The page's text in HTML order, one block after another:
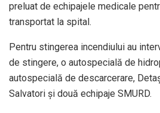
preluat de echipajele medicale
transportat la spital.
Pentru stingerea incendiului au
de stingere, o autospecială de
autospecială de descarcerare,
Salvatori și două echipaje SMURD.